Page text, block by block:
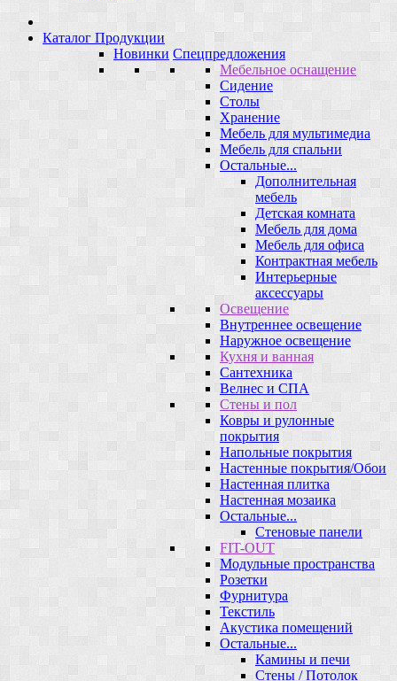
Каталог Продукции
Новинки Спецпредложения
Мебельное оснащение
Сидение
Столы
Хранение
Мебель для мультимедиа
Мебель для спальни
Остальные...
Дополнительная
мебель
Детская комната
Мебель для дома
Мебель для офиса
Контрактная мебель
Интерьерные
аксессуары
Освещение
Внутреннее освещение
Наружное освещение
Кухня и ванная
Сантехника
Велнес и СПА
Стены и пол
Ковры и рулонные
покрытия
Напольные покрытия
Настенные покрытия/Обои
Настенная плитка
Настенная мозаика
Остальные...
Стеновые панели
FIT-OUT
Модульные пространства
Розетки
Фурнитура
Текстиль
Акустика помещений
Остальные...
Камины и печи
Стены / Потолок